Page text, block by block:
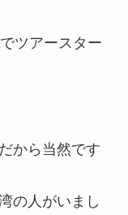
ツアースター
から当然です
の人がいまし